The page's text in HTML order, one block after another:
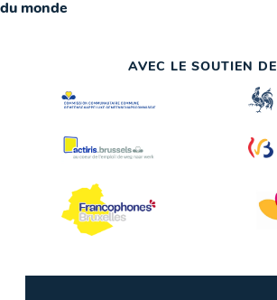
du monde
AVEC LE SOUTIEN DE